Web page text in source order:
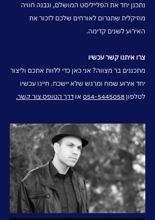
נתכנן יחד את הפלייליסט המושלם, ונבנה חוויה
מוזיקלית שתגרום לאורחים שלכם לזכור את
האירוע לשנים קדימה.
צרו איתנו קשר עכשיו
מתכננים בר מצווה? אני כאן כדי ללוות אתכם וליצור
יחד אירוע שמח ומרגש שלא יישכח. חייגו עכשיו
לטלפון 054-5445058 או דרך הטופס צור קשר.